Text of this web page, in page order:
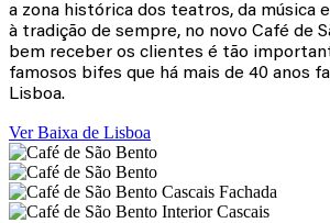
a zona histórica dos teatros, da música
à tradição de sempre, no novo Café de
bem receber os clientes é tão
famosos bifes que há mais de 40 anos
Lisboa.
Ver Baixa de Lisboa